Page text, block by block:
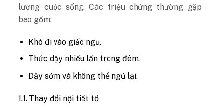
lượng cuộc sống. Các triệu chứng thường gặp
bao gồm:
Khó đi vào giấc ngủ.
Thức dậy nhiều lần trong đêm.
Dậy sớm và không thể ngủ lại.
1.1. Thay đổi nội tiết tố